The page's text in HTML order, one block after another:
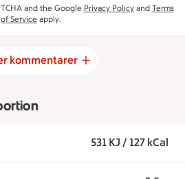
and the Google Privacy Policyand Terms
of Service apply.
kommentarer
531 KJ / 127 kCal